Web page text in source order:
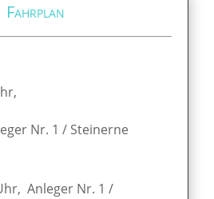
Fahrplan
Nr. 1 / Steinerne
Anleger Nr. 1 /